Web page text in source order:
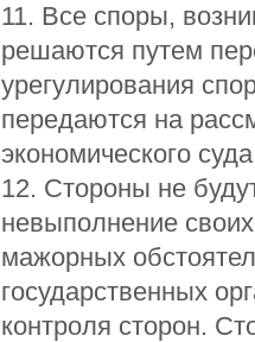
11. Все споры,
решаются путем
урегулирования
передаются на
экономического
12. Стороны не
невыполнение
мажорных
государственных
контроля сторон.